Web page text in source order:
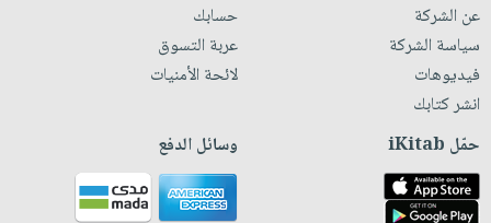
عن الشركة
سياسة الشركة
فيديوهات
انشر كتابك
حسابك
عربة التسوق
لائحة الأمنيات
حمّل iKitab وسائل الدفع